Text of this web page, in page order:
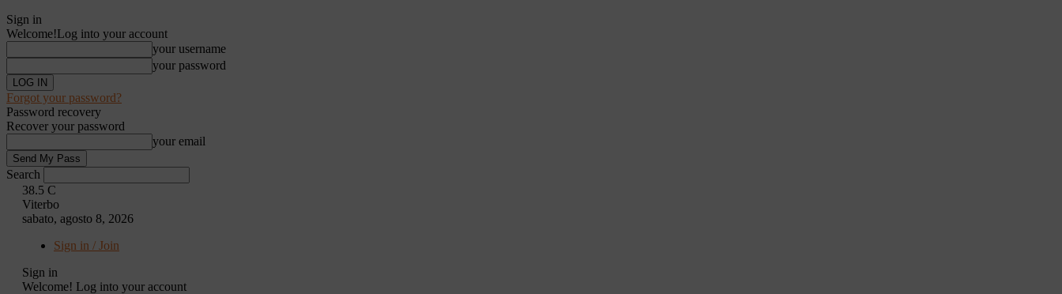
Sign in
Welcome!Log into your account
your username
your password
Forgot your password?
Password recovery
Recover your password
your email
Search
38.5 C
Viterbo
sabato, agosto 8, 2026
Sign in / Join
Sign in
Welcome! Log into your account